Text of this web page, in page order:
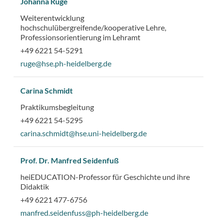
Weiterentwicklung
hochschulübergreifende/kooperative Lehre,
Professionsorientierung im Lehramt
+49 6221 54-5291
ruge@hse.ph-heidelberg.de
Carina Schmidt
Praktikumsbegleitung
+49 6221 54-5295
carina.schmidt@hse.uni-heidelberg.de
Prof. Dr. Manfred Seidenfuß
heiEDUCATION-Professor für Geschichte und ihre
Didaktik
+49 6221 477-6756
manfred.seidenfuss@ph-heidelberg.de